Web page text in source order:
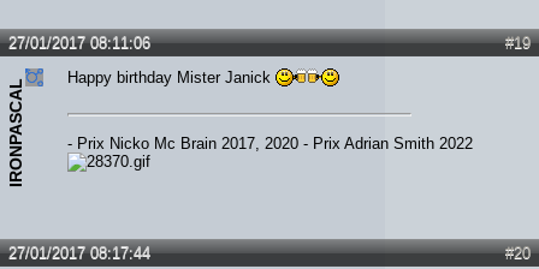
#19
27/01/2017 08:11:06
IRONPASCAL
Happy birthday Mister Janick
- Prix Nicko Mc Brain 2017, 2020 - Prix Adrian Smith 2022
#20
27/01/2017 08:17:44